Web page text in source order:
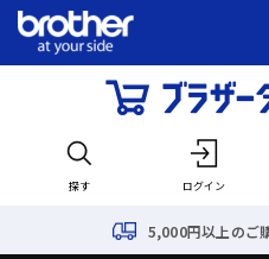
探す ログイン
5,000円以上のご購入で送料無料！